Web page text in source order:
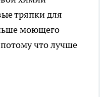
тряпки для
моющего
что лучше